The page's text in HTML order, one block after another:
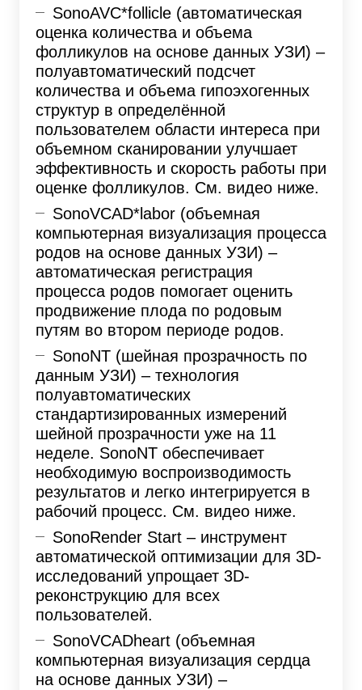
SonoAVC*follicle (автоматическая
оценка количества и объема
фолликулов на основе данных УЗИ) –
полуавтоматический подсчет
количества и объема гипоэхогенных
структур в определённой
пользователем области интереса при
объемном сканировании улучшает
эффективность и скорость работы при
оценке фолликулов. См. видео ниже.
SonoVCAD*labor (объемная
компьютерная визуализация процесса
родов на основе данных УЗИ) –
автоматическая регистрация
процесса родов помогает оценить
продвижение плода по родовым
путям во втором периоде родов.
SonoNT (шейная прозрачность по
данным УЗИ) – технология
полуавтоматических
стандартизированных измерений
шейной прозрачности уже на 11
неделе. SonoNT обеспечивает
необходимую воспроизводимость
результатов и легко интегрируется в
рабочий процесс. См. видео ниже.
SonoRender Start – инструмент
автоматической оптимизации для 3D-
исследований упрощает 3D-
реконструкцию для всех
пользователей.
SonoVCADheart (объемная
компьютерная визуализация сердца
на основе данных УЗИ) –